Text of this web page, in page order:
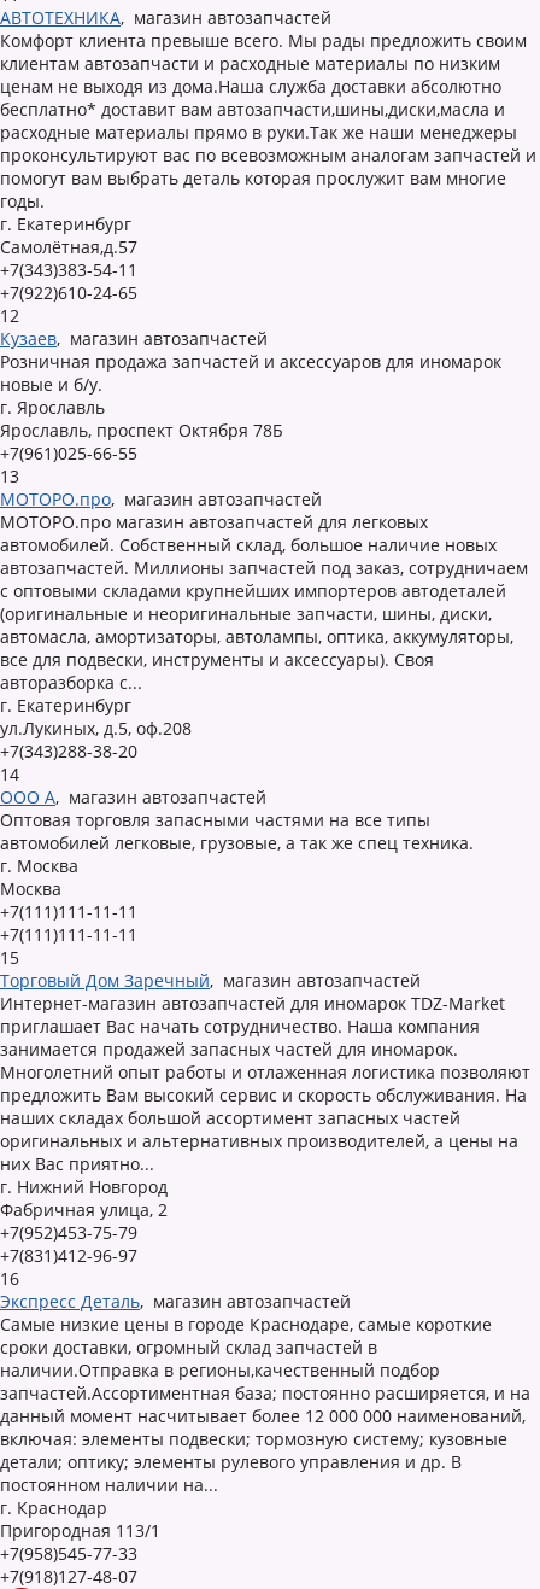
АВТОТЕХНИКА, магазин автозапчастей
Комфорт клиента превыше всего. Мы рады предложить своим
клиентам автозапчасти и расходные материалы по низким
ценам не выходя из дома.Наша служба доставки абсолютно
бесплатно* доставит вам автозапчасти,шины,диски,масла и
расходные материалы прямо в руки.Так же наши менеджеры
проконсультируют вас по всевозможным аналогам запчастей и
помогут вам выбрать деталь которая прослужит вам многие
годы.
г. Екатеринбург
Самолётная,д.57
+7(343)383-54-11
+7(922)610-24-65
12
Кузаев, магазин автозапчастей
Розничная продажа запчастей и аксессуаров для иномарок
новые и б/у.
г. Ярославль
Ярославль, проспект Октября 78Б
+7(961)025-66-55
13
МОТОРО.про, магазин автозапчастей
МОТОРО.про магазин автозапчастей для легковых
автомобилей. Собственный склад, большое наличие новых
автозапчастей. Миллионы запчастей под заказ, сотрудничаем
с оптовыми складами крупнейших импортеров автодеталей
(оригинальные и неоригинальные запчасти, шины, диски,
автомасла, амортизаторы, автолампы, оптика, аккумуляторы,
все для подвески, инструменты и аксессуары). Своя
авторазборка с...
г. Екатеринбург
ул.Лукиных, д.5, оф.208
+7(343)288-38-20
14
ООО А, магазин автозапчастей
Оптовая торговля запасными частями на все типы
автомобилей легковые, грузовые, а так же спец техника.
г. Москва
Москва
+7(111)111-11-11
+7(111)111-11-11
15
Торговый Дом Заречный, магазин автозапчастей
Интернет-магазин автозапчастей для иномарок TDZ-Market
приглашает Вас начать сотрудничество. Наша компания
занимается продажей запасных частей для иномарок.
Многолетний опыт работы и отлаженная логистика позволяют
предложить Вам высокий сервис и скорость обслуживания. На
наших складах большой ассортимент запасных частей
оригинальных и альтернативных производителей, а цены на
них Вас приятно...
г. Нижний Новгород
Фабричная улица, 2
+7(952)453-75-79
+7(831)412-96-97
16
Экспресс Деталь, магазин автозапчастей
Самые низкие цены в городе Краснодаре, самые короткие
сроки доставки, огромный склад запчастей в
наличии.Отправка в регионы,качественный подбор
запчастей.Ассортиментная база; постоянно расширяется, и на
данный момент насчитывает более 12 000 000 наименований,
включая: элементы подвески; тормозную систему; кузовные
детали; оптику; элементы рулевого управления и др. В
постоянном наличии на...
г. Краснодар
Пригородная 113/1
+7(958)545-77-33
+7(918)127-48-07